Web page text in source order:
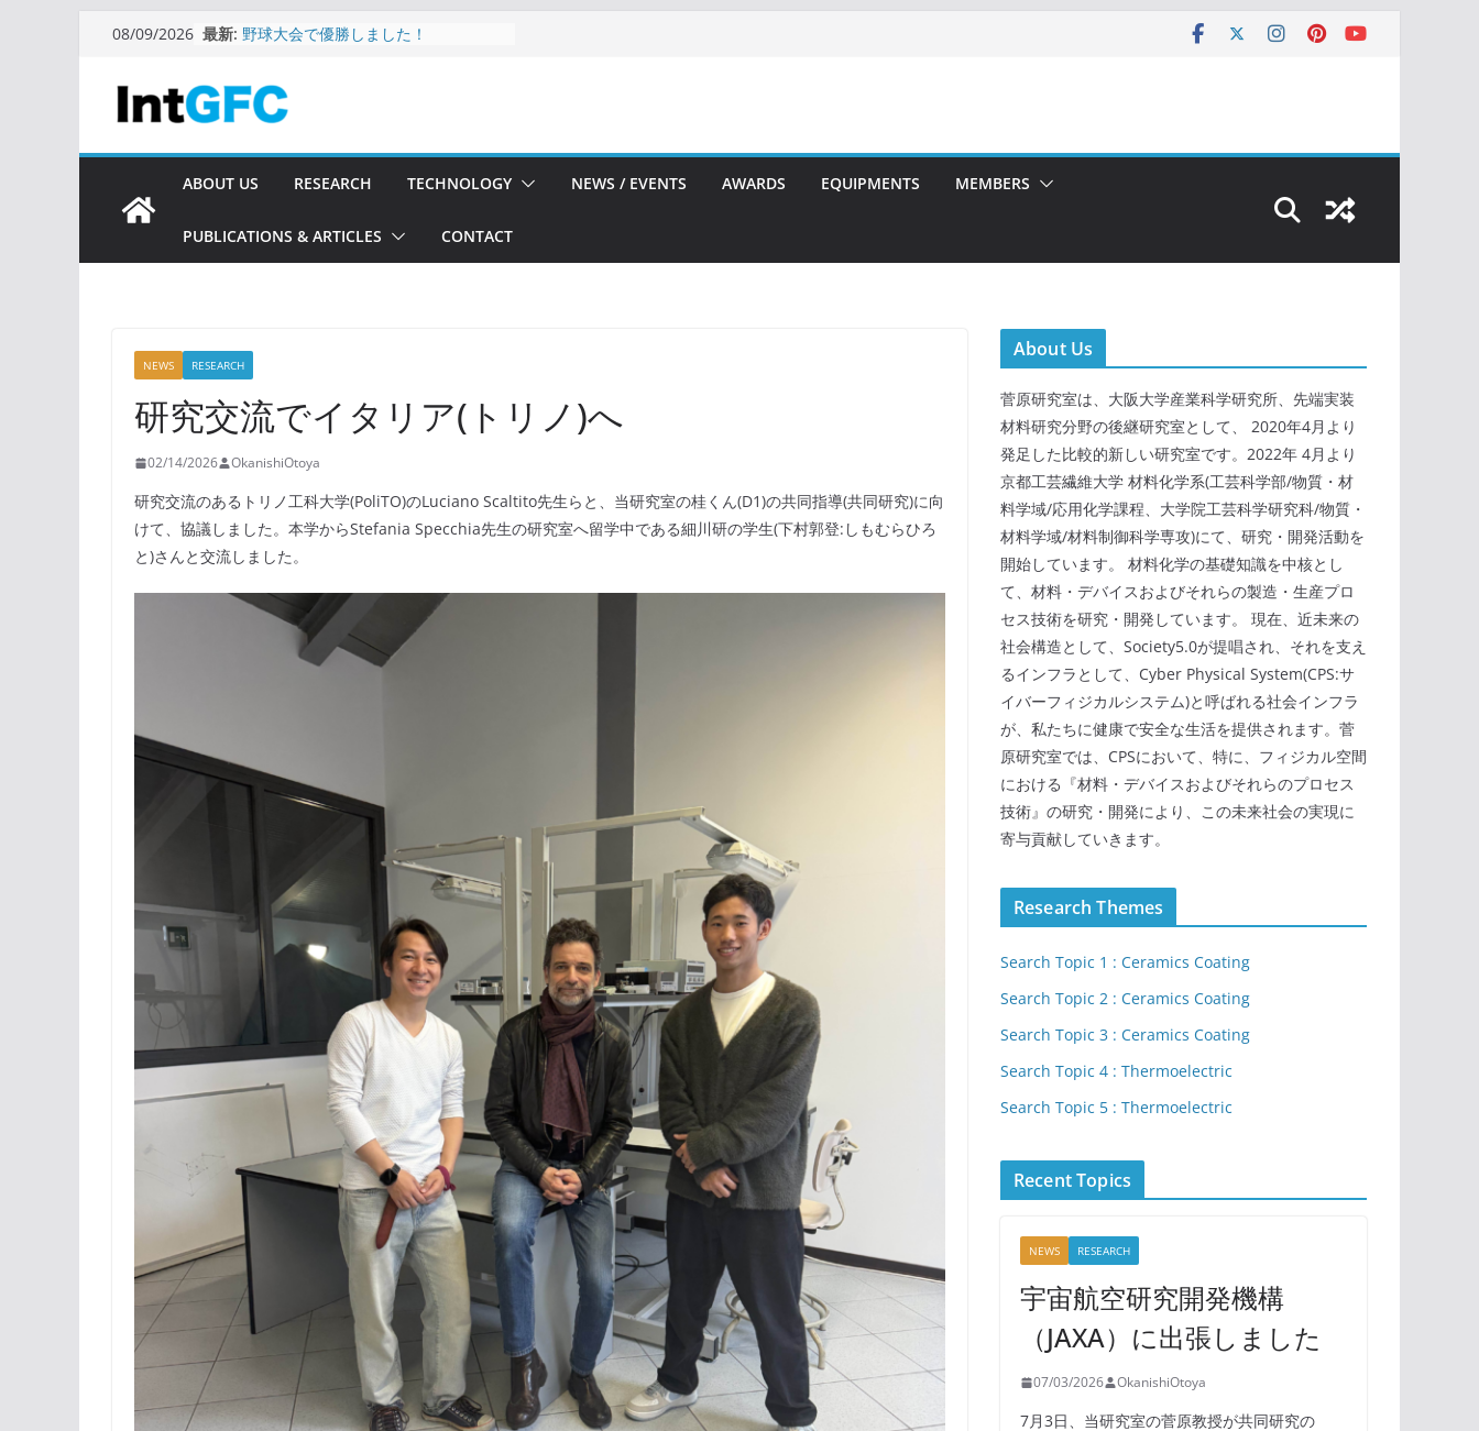
ツ
08/09/2026 最新: 野球大会で優勝しました！
産業技術総合研究所（AIST）へ出張し
ました
HTCMC-12&GFMAT-3
ABOUT US RESEARCH TECHNOLOGY NEWS / EVENTS AWARDS EQUIPMENTS MEMBERS
PUBLICATIONS & ARTICLES CONTACT
NEWS RESEARCH
研究交流でイタリア(トリノ)へ
02/14/2026 OkanishiOtoya
研究交流のあるトリノ工科大学(PoliTO)のLuciano Scaltito先生らと、当研究室の桂くん(D1)の共同指導(共同研究)に向
けて、協議しました。本学からStefania Specchia先生の研究室へ留学中である細川研の学生(下村郭登:しもむらひろ
と)さんと交流しました。
About Us
菅原研究室は、大阪大学産業科学研究所、先端実装
材料研究分野の後継研究室として、 2020年4月より
発足した比較的新しい研究室です。2022年 4月より
京都工芸繊維大学 材料化学系(工芸科学部/物質・材
料学域/応用化学課程、大学院工芸科学研究科/物質・
材料学域/材料制御科学専攻)にて、研究・開発活動を
開始しています。 材料化学の基礎知識を中核とし
て、材料・デバイスおよびそれらの製造・生産プロ
セス技術を研究・開発しています。 現在、近未来の
社会構造として、Society5.0が提唱され、それを支え
るインフラとして、Cyber Physical System(CPS:サ
イバーフィジカルシステム)と呼ばれる社会インフラ
が、私たちに健康で安全な生活を提供されます。菅
原研究室では、CPSにおいて、特に、フィジカル空間
における『材料・デバイスおよびそれらのプロセス
技術』の研究・開発により、この未来社会の実現に
寄与貢献していきます。
Research Themes
Search Topic 1 : Ceramics Coating
Search Topic 2 : Ceramics Coating
Search Topic 3 : Ceramics Coating
Search Topic 4 : Thermoelectric
Search Topic 5 : Thermoelectric
Recent Topics
NEWS RESEARCH
宇宙航空研究開発機構
（JAXA）に出張しました
07/03/2026 OkanishiOtoya
7月3日、当研究室の菅原教授が共同研究の